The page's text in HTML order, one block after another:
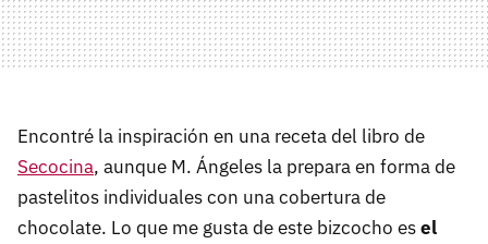
Encontré la inspiración en una receta del libro de
Secocina, aunque M. Ángeles la prepara en forma de
pastelitos individuales con una cobertura de
chocolate. Lo que me gusta de este bizcocho esel